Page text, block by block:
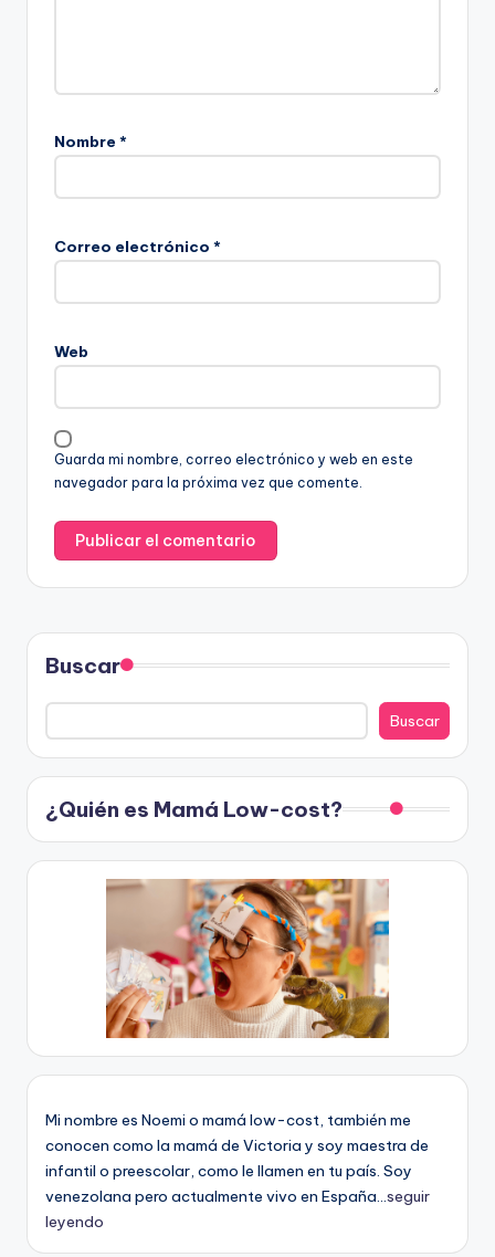
Nombre *
Correo electrónico *
Web
Guarda mi nombre, correo electrónico y web en este
navegador para la próxima vez que comente.
Buscar
Buscar
¿Quién es Mamá Low-cost?
Mi nombre es Noemi o mamá low-cost, también me
conocen como la mamá de Victoria y soy maestra de
infantil o preescolar, como le llamen en tu país. Soy
venezolana pero actualmente vivo en España...seguir
leyendo